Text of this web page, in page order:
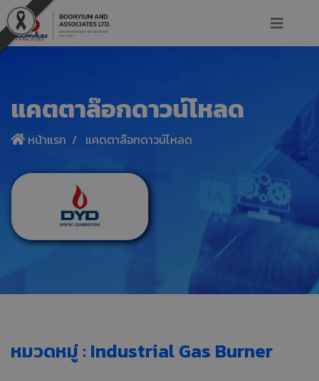
แคตตาล๊อกดาวน์โหลด
หน้าแรก แคตตาล๊อกดาวน์โหลด
หมวดหมู่ : Industrial Gas Burner